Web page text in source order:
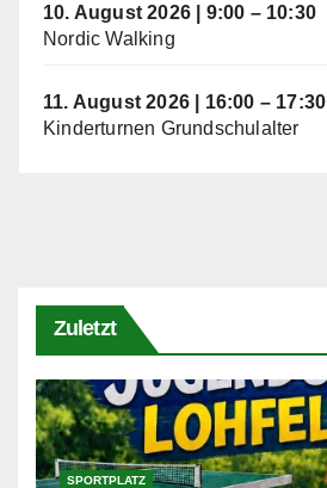
10. August 2026 9:00 – 10:30
Nordic Walking
11. August 2026 16:00 – 17:30
Kinderturnen Grundschulalter
Zuletzt
SPORTPLATZ